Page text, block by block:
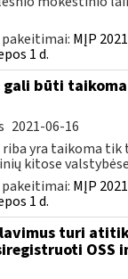
MĮP
1 d.
būti taikoma
2021-06-16
riba yra taikoma
kitose
MĮP
1 d.
turi
OSS